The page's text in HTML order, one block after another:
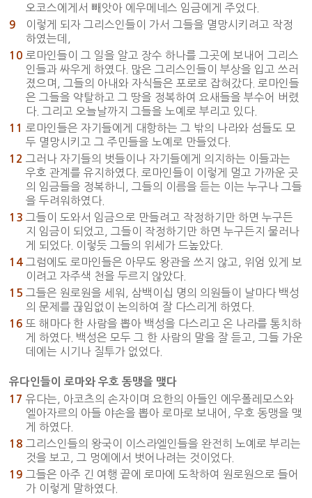
오코스에게서 빼앗아 에우메네스 임금에게 주었다.
9
이렇게 되자 그리스인들이 가서 그들을 멸망시키려고 작정
하였는데,
10 로마인들이 그 일을 알고 장수 하나를 그곳에 보내어 그리스
인들과 싸우게 하였다. 많은 그리스인들이 부상을 입고 쓰러
졌으며, 그들의 아내와 자식들은 포로로 잡혀갔다. 로마인들
은 그들을 약탈하고 그 땅을 정복하여 요새들을 부수어 버렸
다. 그리고 오늘날까지 그들을 노예로 부리고 있다.
11
로마인들은 자기들에게 대항하는 그 밖의 나라와 섬들도 모
두 멸망시키고 그 주민들을 노예로 만들었다.
12 그러나 자기들의 벗들이나 자기들에게 의지하는 이들과는
우호 관계를 유지하였다. 로마인들이 이렇게 멀고 가까운 곳
의 임금들을 정복하니, 그들의 이름을 듣는 이는 누구나 그들
을 두려워하였다.
13 그들이 도와서 임금으로 만들려고 작정하기만 하면 누구든
지 임금이 되었고, 그들이 작정하기만 하면 누구든지 물러나
게 되었다. 이렇듯 그들의 위세가 드높았다.
14 그럼에도 로마인들은 아무도 왕관을 쓰지 않고, 위엄 있게 보
이려고 자주색 천을 두르지 않았다.
15 그들은 원로원을 세워, 삼백이십 명의 의원들이 날마다 백성
의 문제를 끊임없이 논의하여 잘 다스리게 하였다.
16 또 해마다 한 사람을 뽑아 백성을 다스리고 온 나라를 통치하
게 하였다. 백성은 모두 그 한 사람의 말을 잘 듣고, 그들 가운
데에는 시기나 질투가 없었다.
유다인들이 로마와 우호 동맹을 맺다
17 유다는, 아코츠의 손자이며 요한의 아들인 에우폴레모스와
엘아자르의 아들 야손을 뽑아 로마로 보내어, 우호 동맹을 맺
게 하였다.
18 그리스인들의 왕국이 이스라엘인들을 완전히 노예로 부리는
것을 보고, 그 멍에에서 벗어나려는 것이었다.
19 그들은 아주 긴 여행 끝에 로마에 도착하여 원로원으로 들어
가 이렇게 말하였다.